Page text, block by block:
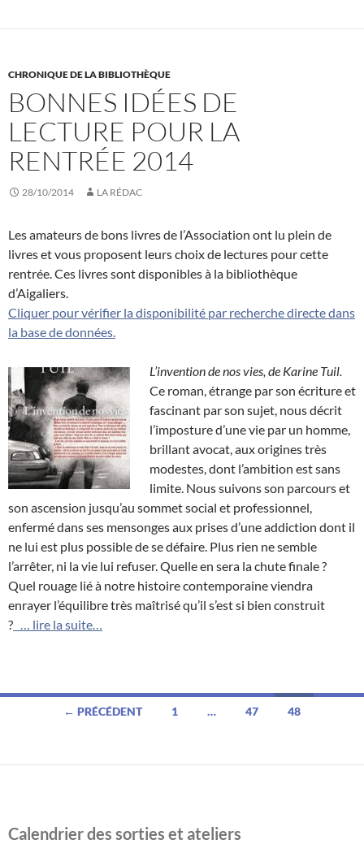
CHRONIQUE DE LA BIBLIOTHÈQUE
BONNES IDÉES DE
LECTURE POUR LA
RENTRÉE 2014
28/10/2014 LA RÉDAC
Les amateurs de bons livres de l’Association ont lu plein de
livres et vous proposent leurs choix de lectures pour cette
rentrée. Ces livres sont disponibles à la bibliothèque
d’Aigaliers.
Cliquer pour vérifier la disponibilité par recherche directe dans
la base de données.
L’invention de nos vies, de Karine Tuil.
Ce roman, étrange par son écriture et
fascinant par son sujet, nous décrit
l’imposture d’une vie par un homme,
brillant avocat, aux origines très
modestes, dont l’ambition est sans
limite. Nous suivons son parcours et
son ascension jusqu’au sommet social et professionnel,
enfermé dans ses mensonges aux prises d’une addiction dont il
ne lui est plus possible de se défaire. Plus rien ne semble
l’arrêter, ni la vie lui refuser. Quelle en sera la chute finale ?
Quel rouage lié à notre histoire contemporaine viendra
enrayer l’équilibre très maîtrisé qu’il s’est si bien construit
? … lire la suite…
Navigation
articles
← PRÉCÉDENT 1 … 47 48
Calendrier des sorties et ateliers